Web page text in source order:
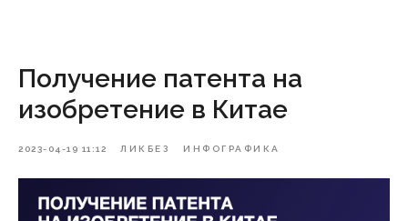
Получение патента на
изобретение в Китае
2023-04-19 11:12 ЛИКБЕЗ ИНФОГРАФИКА